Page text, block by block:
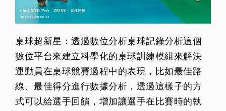
桌球超新星：透過數位分析桌球記錄分析這個
數位平台來建立科學化的桌球訓練模組來解決
運動員在桌球競賽過程中的表現，比如最佳路
線、最佳得分進行數據分析，透過這樣子的方
式可以給選手回饋，增加讓選手在比賽時的執